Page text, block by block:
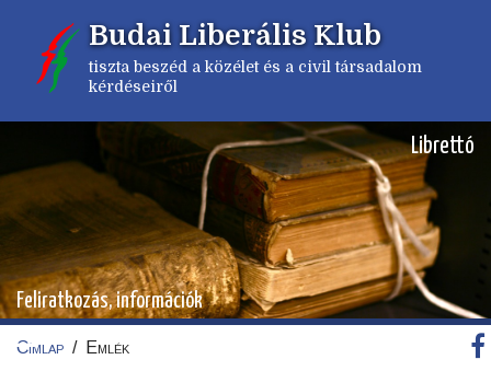
tartalomra
Budai Liberális Klub
tiszta beszéd a közélet és a civil társadalom
kérdéseiről
Librettó
Feliratkozás, információk
Címlap / Emlék